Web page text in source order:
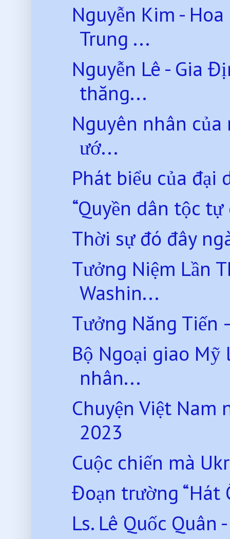
Nguyễn Kim -
Trung ...
Nguyễn Lê - Gia
thăng...
Nguyên nhân
ướ...
Phát biểu của đại
“Quyền dân tộc
Thời sự đó đây
Tưởng Niệm Lần
Washin...
Tưởng Năng Tiến
Bộ Ngoại giao
nhân...
Chuyện Việt Nam
2023
Cuộc chiến mà
Đoạn trường “Hát
Ls. Lê Quốc Quân